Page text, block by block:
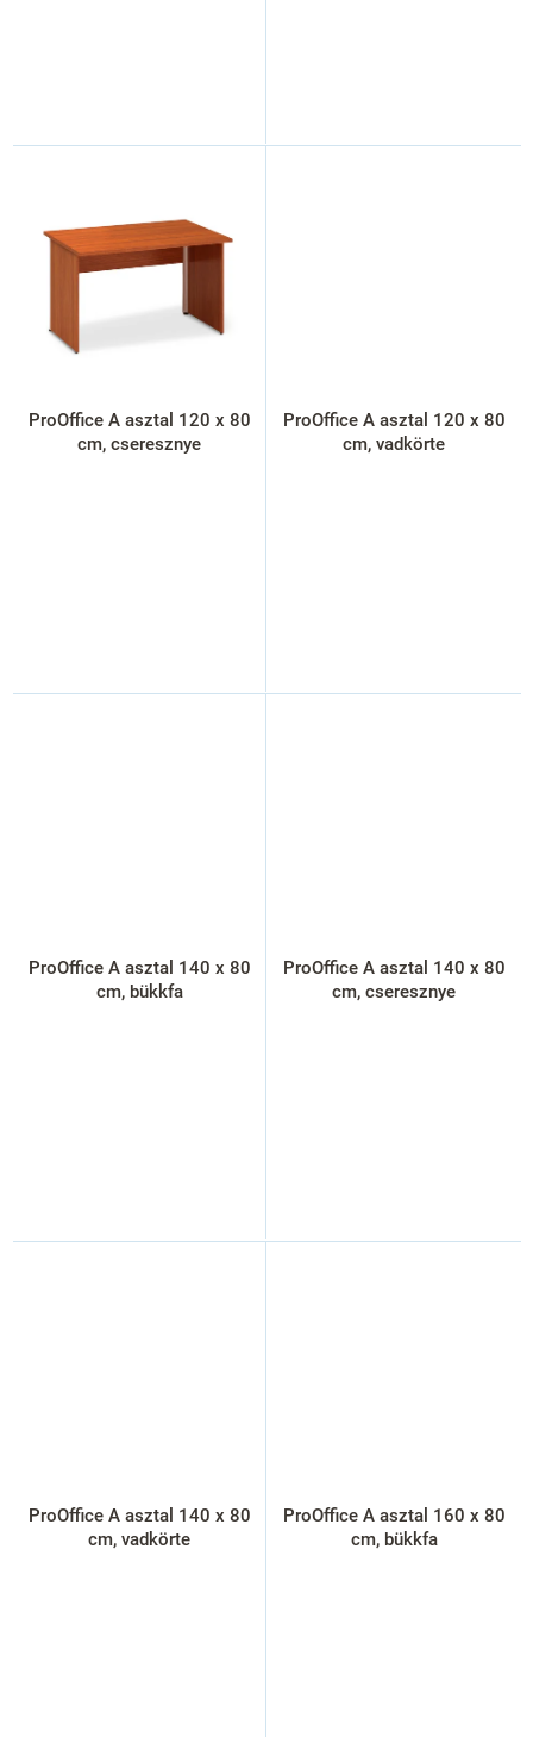
ProOffice A asztal 120 x 80
cm, cseresznye
ProOffice A asztal 120 x 80
cm, vadkörte
ProOffice A asztal 140 x 80
cm, bükkfa
ProOffice A asztal 140 x 80
cm, cseresznye
ProOffice A asztal 140 x 80
cm, vadkörte
ProOffice A asztal 160 x 80
cm, bükkfa